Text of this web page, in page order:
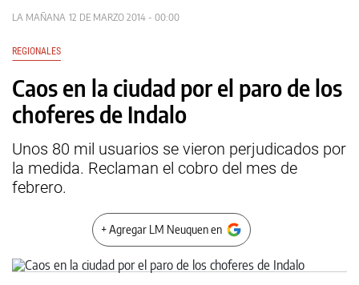
LA MAÑANA 12 DE MARZO 2014 - 00:00
REGIONALES
Caos en la ciudad por el paro de los
choferes de Indalo
Unos 80 mil usuarios se vieron perjudicados por
la medida. Reclaman el cobro del mes de
febrero.
+ Agregar LM Neuquen en